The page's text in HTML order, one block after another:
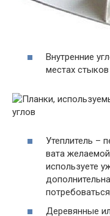
Внутренние
местах стыков
Утеплитель –
вата
используете
Деревянные